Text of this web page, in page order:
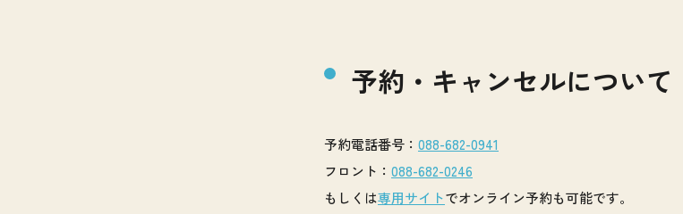
予約・キャンセルについて
予約電話番号： 088-682-0941
フロント： 088-682-0246
もしくは専用サイトでオンライン予約も可能です。